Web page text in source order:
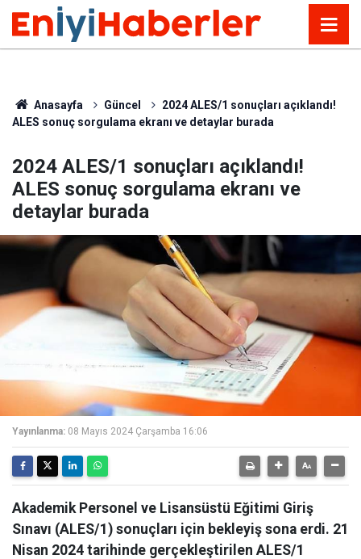
Anasayfa Güncel
2024 ALES/1 sonuçları açıklandı!
ALES sonuç sorgulama ekranı ve detaylar burada
2024 ALES/1 sonuçları açıklandı!
ALES sonuç sorgulama ekranı ve
detaylar burada
Yayınlanma: 08 Mayıs 2024 Çarşamba 16:06
Akademik Personel ve Lisansüstü Eğitimi Giriş
Sınavı (ALES/1) sonuçları için bekleyiş sona erdi. 21
Nisan 2024 tarihinde gerçekleştirilen ALES/1